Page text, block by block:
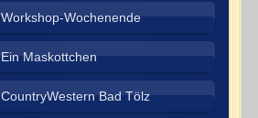
Workshop-Wochenende
Ein Maskottchen
CountryWestern Bad Tölz